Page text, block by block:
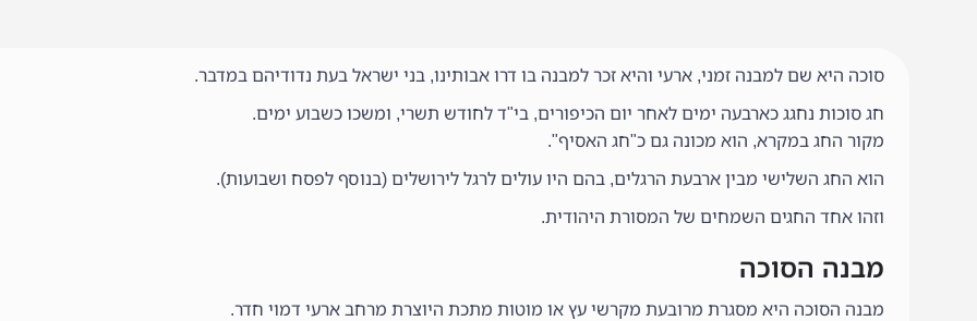
סוכה היא שם למבנה זמני, ארעי והיא זכר למבנה בו דרו אבותינו, בני ישראל בעת נדודיהם במדבר.
חג סוכות נחגג כארבעה ימים לאחר יום הכיפורים, בי"ד לחודש תשרי, ומשכו כשבוע ימים.
מקור החג במקרא, הוא מכונה גם כ"חג האסיף".
הוא החג השלישי מבין ארבעת הרגלים, בהם היו עולים לרגל לירושלים (בנוסף לפסח ושבועות).
וזהו אחד החגים השמחים של המסורת היהודית.
מבנה הסוכה
מבנה הסוכה היא מסגרת מרובעת מקרשי עץ או מוטות מתכת היוצרת מרחב ארעי דמוי חדר.